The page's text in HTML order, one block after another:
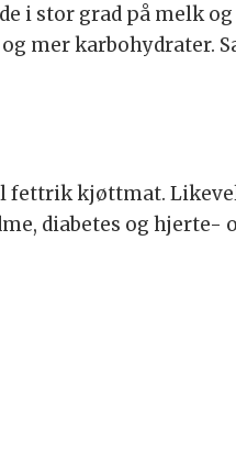
i stor grad på melk og
mer karbohydrater.
fettrik kjøttmat.
diabetes og hjerte-